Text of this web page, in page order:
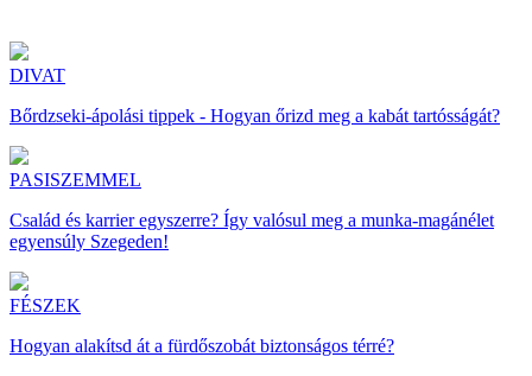
DIVAT
Bőrdzseki-ápolási tippek - Hogyan őrizd meg a kabát tartósságát?
PASISZEMMEL
Család és karrier egyszerre? Így valósul meg a munka-magánélet
egyensúly Szegeden!
FÉSZEK
Hogyan alakítsd át a fürdőszobát biztonságos térré?